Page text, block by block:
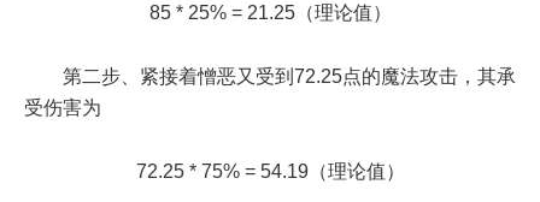
85 * 25% = 21.25（理论值）
第二步、紧接着憎恶又受到72.25点的魔法攻击，其承
受伤害为
72.25 * 75% = 54.19（理论值）